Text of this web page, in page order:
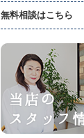
無料相談はこちら